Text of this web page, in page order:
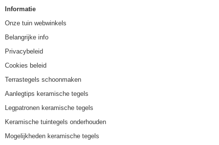
Informatie
Onze tuin webwinkels
Belangrijke info
Privacybeleid
Cookies beleid
Terrastegels schoonmaken
Aanlegtips keramische tegels
Legpatronen keramische tegels
Keramische tuintegels onderhouden
Mogelijkheden keramische tegels